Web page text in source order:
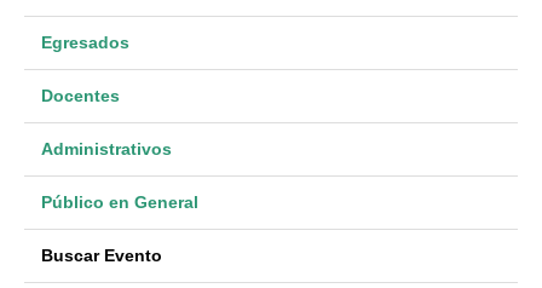
Egresados
Docentes
Administrativos
Público en General
Buscar Evento